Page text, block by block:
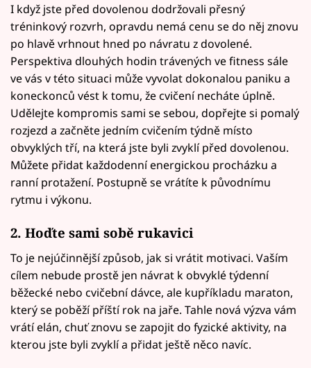
I když jste před dovolenou dodržovali přesný
tréninkový rozvrh, opravdu nemá cenu se do něj znovu
po hlavě vrhnout hned po návratu z dovolené.
Perspektiva dlouhých hodin trávených ve fitness sále
ve vás v této situaci může vyvolat dokonalou paniku a
koneckonců vést k tomu, že cvičení necháte úplně.
Udělejte kompromis sami se sebou, dopřejte si pomalý
rozjezd a začněte jedním cvičením týdně místo
obvyklých tří, na která jste byli zvyklí před dovolenou.
Můžete přidat každodenní energickou procházku a
ranní protažení. Postupně se vrátíte k původnímu
rytmu i výkonu.
2. Hoďte sami sobě rukavici
To je nejúčinnější způsob, jak si vrátit motivaci. Vaším
cílem nebude prostě jen návrat k obvyklé týdenní
běžecké nebo cvičební dávce, ale kupříkladu maraton,
který se poběží příští rok na jaře. Tahle nová výzva vám
vrátí elán, chuť znovu se zapojit do fyzické aktivity, na
kterou jste byli zvyklí a přidat ještě něco navíc.